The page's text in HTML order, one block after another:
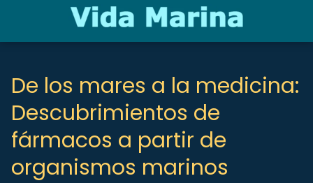
De los mares a la medicina:
Descubrimientos de
fármacos a partir de
organismos marinos